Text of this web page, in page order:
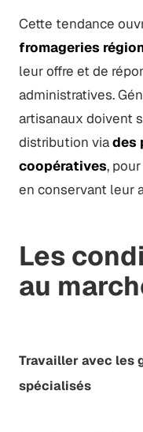
Cette tendance
fromageries
leur offre et de
administratives.
artisanaux doivent
distribution viades
coopératives,
en conservant leur
Les
au
Travailler avec les
spécialisés